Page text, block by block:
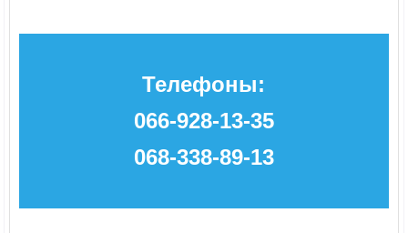
Телефоны:
066-928-13-35
068-338-89-13